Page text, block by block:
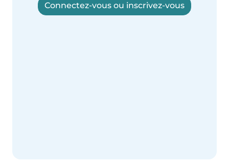
Connectez-vous ou inscrivez-vous